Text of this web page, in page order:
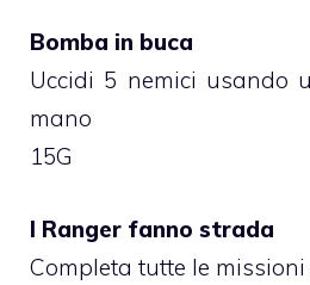
Bomba in buca
Uccidi 5 nemici usando
mano
15G
I Ranger fanno strada
Completa tutte le